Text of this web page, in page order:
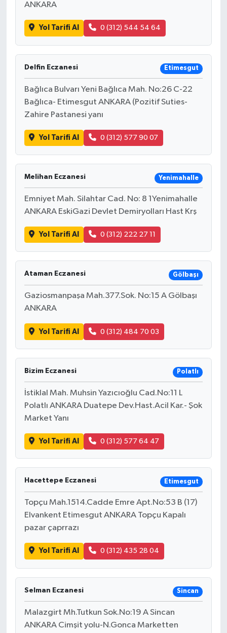
ANKARA
Yol Tarifi Al 0 (312) 544 54 64
Delfin Eczanesi Etimesgut
Bağlıca Bulvarı Yeni Bağlıca Mah. No:26 C-22
Bağlıca- Etimesgut ANKARA (Pozitif Suties-
Zahire Pastanesi yanı
Yol Tarifi Al 0 (312) 577 90 07
Melihan Eczanesi Yenimahalle
Emniyet Mah. Silahtar Cad. No: 8 1Yenimahalle
ANKARA EskiGazi Devlet Demiryolları Hast Krş
Yol Tarifi Al 0 (312) 222 27 11
Ataman Eczanesi Gölbaşı
Gaziosmanpaşa Mah.377.Sok. No:15 A Gölbaşı
ANKARA
Yol Tarifi Al 0 (312) 484 70 03
Bizim Eczanesi Polatlı
İstiklal Mah. Muhsin Yazıcıoğlu Cad.No:11 L
Polatlı ANKARA Duatepe Dev.Hast.Acil Kar.- Şok
Market Yanı
Yol Tarifi Al 0 (312) 577 64 47
Hacettepe Eczanesi Etimesgut
Topçu Mah.1514.Cadde Emre Apt.No:53 B (17)
Elvankent Etimesgut ANKARA Topçu Kapalı
pazar çaprrazı
Yol Tarifi Al 0 (312) 435 28 04
Selman Eczanesi Sincan
Malazgirt Mh.Tutkun Sok.No:19 A Sincan
ANKARA Cimşit yolu-N.Gonca Marketten